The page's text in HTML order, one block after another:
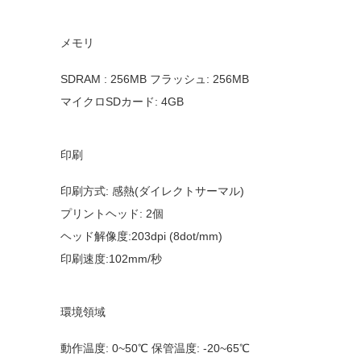
メモリ
SDRAM : 256MB フラッシュ: 256MB
マイクロSDカード: 4GB
印刷
印刷方式: 感熱(ダイレクトサーマル)
プリントヘッド: 2個
ヘッド解像度:203dpi (8dot/mm)
印刷速度:102mm/秒
環境領域
動作温度: 0~50℃ 保管温度: -20~65℃